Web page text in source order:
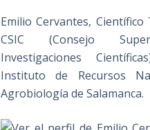
Emilio Cervantes,
CSIC (Consejo
Investigaciones
Instituto de Recursos
Agrobiología de Salamanca.